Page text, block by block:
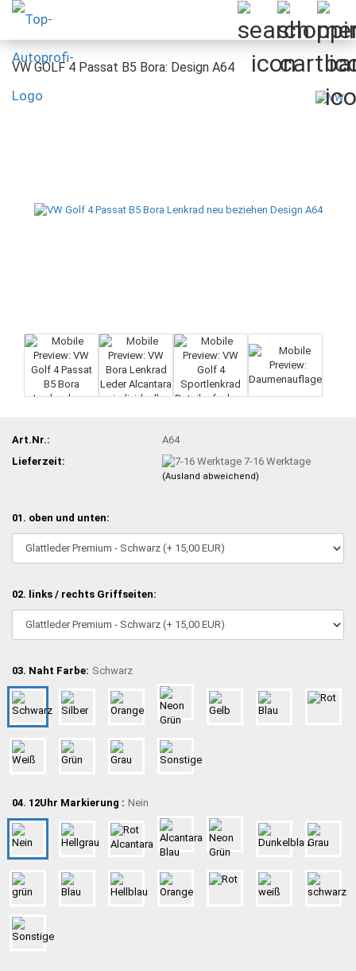
VW GOLF 4 Passat B5 Bora: Design A64
Art.Nr.:
A64
Lieferzeit:
7-16 Werktage
(Ausland abweichend)
01. oben und unten:
02. links / rechts Griffseiten:
03. Naht Farbe: Schwarz
04. 12Uhr Markierung : Nein